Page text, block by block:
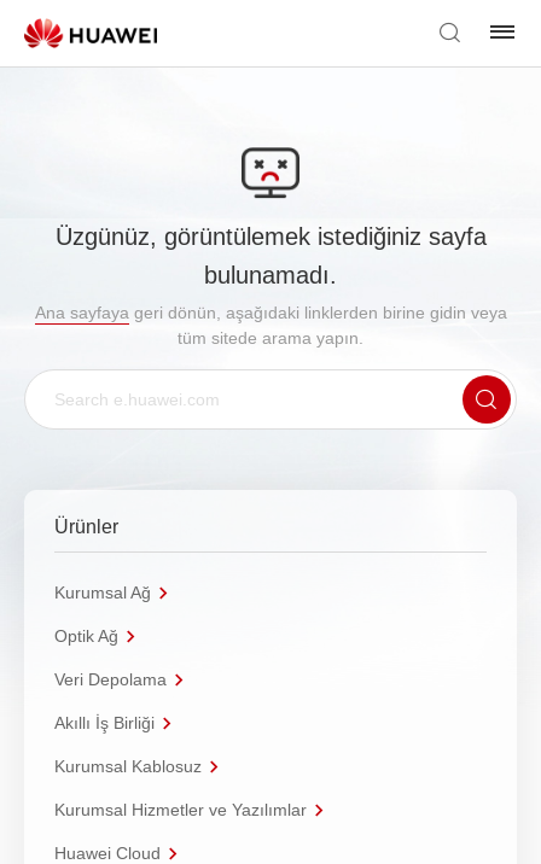
Üzgünüz, görüntülemek istediğiniz sayfa
bulunamadı.
Ana sayfaya geri dönün, aşağıdaki linklerden birine gidin veya
tüm sitede arama yapın.
Ürünler
Kurumsal Ağ
Optik Ağ
Veri Depolama
Akıllı İş Birliği
Kurumsal Kablosuz
Kurumsal Hizmetler ve Yazılımlar
Huawei Cloud